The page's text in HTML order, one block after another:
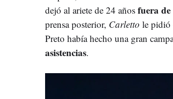
dejó al ariete de 24 años fuera
prensa posterior, Carletto le pidió
Preto había hecho una gran
asistencias.